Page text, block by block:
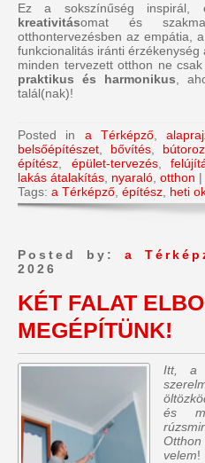
Ez a sokszínűség inspirál,
kreativitásomat és
otthontervezésben az empátia,
funkcionalitás iránti
minden tervezett otthon ne csak
praktikus és harmonikus ,
talál(nak)!
Posted in a Térképző,
belsőépítészet
bővítés,
építész
épület-tervezés,
lakás átalakítás nyaraló otthon |
Tags: a Térképző építész heti
Posted by: a
2026
KÉT FALAT
MEGÉPÍTÜNK!
Itt, a
és
velem!